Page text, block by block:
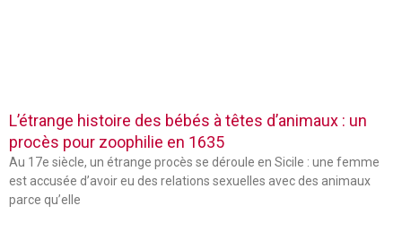
L’étrange histoire des bébés à têtes d’animaux : un
procès pour zoophilie en 1635
Au 17e siècle, un étrange procès se déroule en Sicile : une femme
est accusée d’avoir eu des relations sexuelles avec des animaux
parce qu’elle